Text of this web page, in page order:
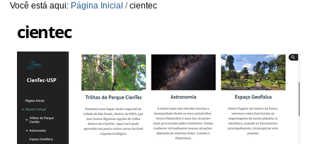
Você está aqui: Página Inicial /cientec
cientec